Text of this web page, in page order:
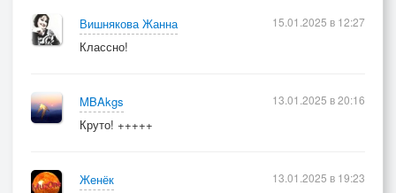
Вишнякова Жанна
Классно!
15.01.2025 в 12:27
MBAkgs
Круто! +++++
13.01.2025 в 20:16
Женёк
13.01.2025 в 19:23